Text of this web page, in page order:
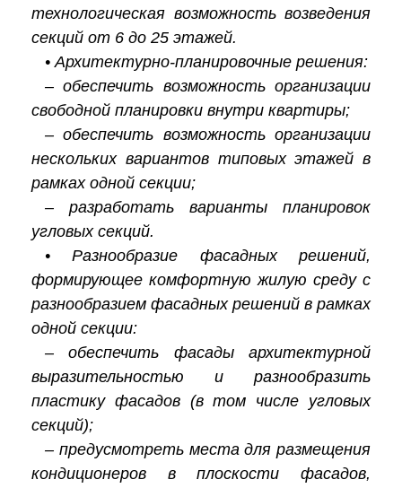
технологическая возможность возведения
секций от 6 до 25 этажей.
• Архитектурно-планировочные решения:
– обеспечить возможность организации
свободной планировки внутри квартиры;
– обеспечить возможность организации
нескольких вариантов типовых этажей в
рамках одной секции;
– разработать варианты планировок
угловых секций.
• Разнообразие фасадных решений,
формирующее комфортную жилую среду с
разнообразием фасадных решений в рамках
одной секции:
– обеспечить фасады архитектурной
выразительностью и разнообразить
пластику фасадов (в том числе угловых
секций);
– предусмотреть места для размещения
кондиционеров в плоскости фасадов,